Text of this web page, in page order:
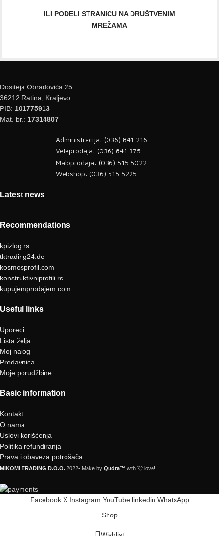
ILI PODELI STRANICU NA DRUŠTVENIM
MREŽAMA
Dositeja Obradovića 25
36212 Ratina, Kraljevo
PIB: 101775913
Mat. br.: 17314807
Administracija: (036) 841 216
Veleprodaja: (036) 841 375
Maloprodaja: (036) 515 5022
Webshop: (036) 515 5225
Latest news
Recommendations
kpizlog.rs
tktrading24.de
kosmosprofil.com
konstruktivniprofili.rs
kupujemprodajem.com
Useful links
Uporedi
Lista želja
Moj nalog
Prodavnica
Moje porudžbine
Basic information
Kontakt
O nama
Uslovi korišćenja
Politika refundiranja
Prava i obaveza potrošača
MIKOMI TRADING D.O.O. 2022• Make by Qudra™ with 💘 love!
Facebook X Instagram YouTube linkedin WhatsApp
Shop
Wishlist